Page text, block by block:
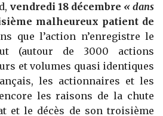
vendredi 18 décembre « dans
malheureux patient de
que l’action n’enregistre le
(autour de 3000 actions
et volumes quasi identiques
les actionnaires et les
les raisons de la chute
et le décès de son troisième